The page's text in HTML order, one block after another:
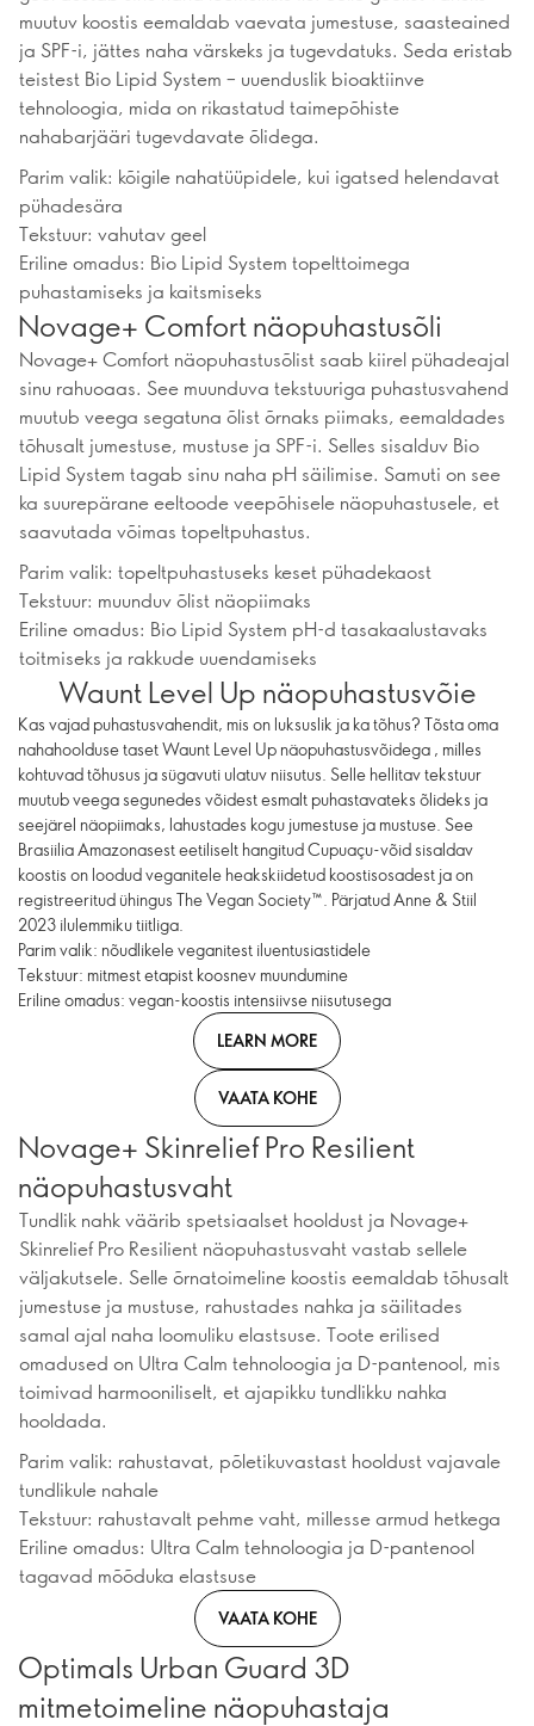
muutuv koostis eemaldab vaevata jumestuse, saasteained
ja SPF-i, jättes naha värskeks ja tugevdatuks. Seda eristab
teistest Bio Lipid System – uuenduslik bioaktiinve
tehnoloogia, mida on rikastatud taimepõhiste
nahabarjääri tugevdavate õlidega.
Parim valik: kõigile nahatüüpidele, kui igatsed helendavat
pühadesära
Tekstuur: vahutav geel
Eriline omadus: Bio Lipid System topelttoimega
puhastamiseks ja kaitsmiseks
Novage+ Comfort näopuhastusõli
Novage+ Comfort näopuhastusõlist saab kiirel pühadeajal
sinu rahuoaas. See muunduva tekstuuriga puhastusvahend
muutub veega segatuna õlist õrnaks piimaks, eemaldades
tõhusalt jumestuse, mustuse ja SPF-i. Selles sisalduv Bio
Lipid System tagab sinu naha pH säilimise. Samuti on see
ka suurepärane eeltoode veepõhisele näopuhastusele, et
saavutada võimas topeltpuhastus.
Parim valik: topeltpuhastuseks keset pühadekaost
Tekstuur: muunduv õlist näopiimaks
Eriline omadus: Bio Lipid System pH-d tasakaalustavaks
toitmiseks ja rakkude uuendamiseks
Waunt Level Up näopuhastusvõie
Kas vajad puhastusvahendit, mis on luksuslik ja ka tõhus? Tõsta oma
nahahoolduse taset Waunt Level Up näopuhastusvõidega , milles
kohtuvad tõhusus ja sügavuti ulatuv niisutus. Selle hellitav tekstuur
muutub veega segunedes võidest esmalt puhastavateks õlideks ja
seejärel näopiimaks, lahustades kogu jumestuse ja mustuse. See
Brasiilia Amazonasest eetiliselt hangitud Cupuaçu-võid sisaldav
koostis on loodud veganitele heakskiidetud koostisosadest ja on
registreeritud ühingus The Vegan Society™. Pärjatud Anne & Stiil
2023 ilulemmiku tiitliga.
Parim valik: nõudlikele veganitest iluentusiastidele
Tekstuur: mitmest etapist koosnev muundumine
Eriline omadus: vegan-koostis intensiivse niisutusega
LEARN MORE
VAATA KOHE
Novage+ Skinrelief Pro Resilient
näopuhastusvaht
Tundlik nahk väärib spetsiaalset hooldust ja Novage+
Skinrelief Pro Resilient näopuhastusvaht vastab sellele
väljakutsele. Selle õrnatoimeline koostis eemaldab tõhusalt
jumestuse ja mustuse, rahustades nahka ja säilitades
samal ajal naha loomuliku elastsuse. Toote erilised
omadused on Ultra Calm tehnoloogia ja D-pantenool, mis
toimivad harmooniliselt, et ajapikku tundlikku nahka
hooldada.
Parim valik: rahustavat, põletikuvastast hooldust vajavale
tundlikule nahale
Tekstuur: rahustavalt pehme vaht, millesse armud hetkega
Eriline omadus: Ultra Calm tehnoloogia ja D-pantenool
tagavad mõõduka elastsuse
VAATA KOHE
Optimals Urban Guard 3D
mitmetoimeline näopuhastaja